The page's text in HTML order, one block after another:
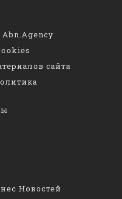
сайта
Новостей